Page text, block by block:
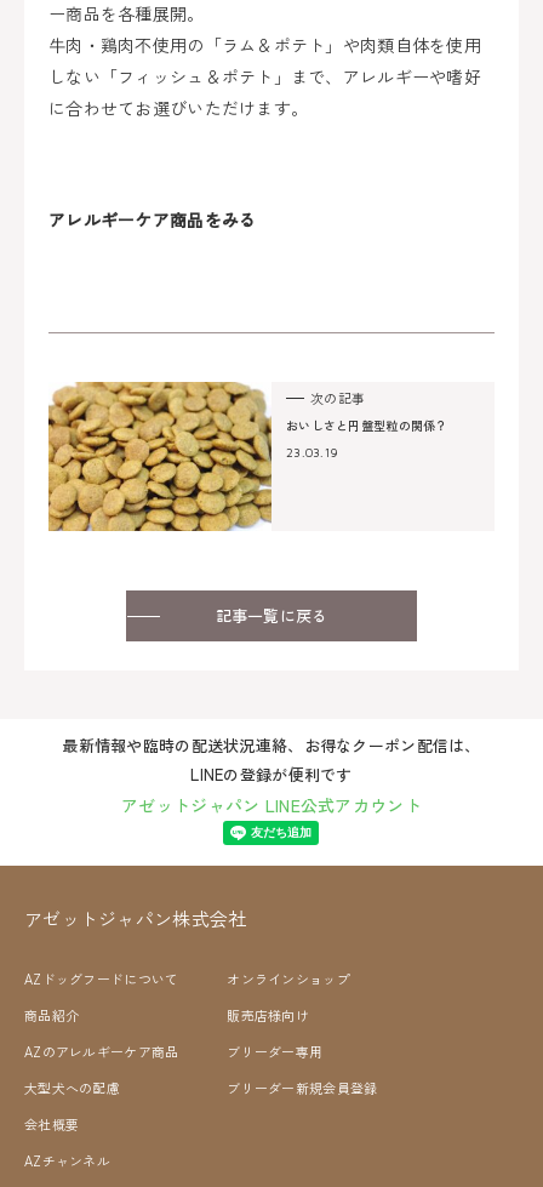
ー商品を各種展開。
牛肉・鶏肉不使用の「ラム＆ポテト」や肉類自体を使用
しない「フィッシュ＆ポテト」まで、アレルギーや嗜好
に合わせてお選びいただけます。
アレルギーケア商品をみる
次の記事
おいしさと円盤型粒の関係？
23.03.19
記事一覧に戻る
最新情報や臨時の配送状況連絡、お得なクーポン配信は、
LINEの登録が便利です
アゼットジャパン LINE公式アカウント
アゼットジャパン株式会社
AZドッグフードについて
商品紹介
AZのアレルギーケア商品
大型犬への配慮
会社概要
AZチャンネル
オンラインショップ
販売店様向け
ブリーダー専用
ブリーダー新規会員登録